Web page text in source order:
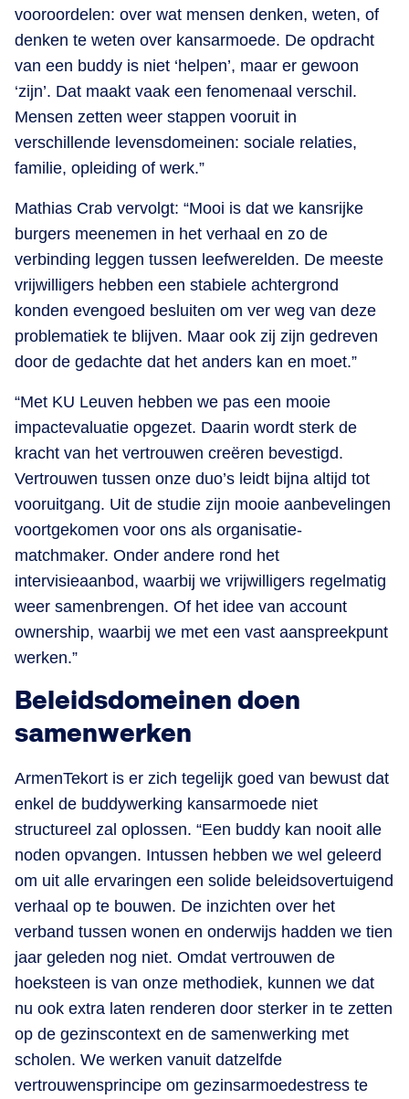
vooroordelen: over wat mensen denken, weten, of
denken te weten over kansarmoede. De opdracht
van een buddy is niet ‘helpen’, maar er gewoon
‘zijn’. Dat maakt vaak een fenomenaal verschil.
Mensen zetten weer stappen vooruit in
verschillende levensdomeinen: sociale relaties,
familie, opleiding of werk.”
Mathias Crab vervolgt: “Mooi is dat we kansrijke
burgers meenemen in het verhaal en zo de
verbinding leggen tussen leefwerelden. De meeste
vrijwilligers hebben een stabiele achtergrond
konden evengoed besluiten om ver weg van deze
problematiek te blijven. Maar ook zij zijn gedreven
door de gedachte dat het anders kan en moet.”
“Met KU Leuven hebben we pas een mooie
impactevaluatie opgezet. Daarin wordt sterk de
kracht van het vertrouwen creëren bevestigd.
Vertrouwen tussen onze duo’s leidt bijna altijd tot
vooruitgang. Uit de studie zijn mooie aanbevelingen
voortgekomen voor ons als organisatie-
matchmaker. Onder andere rond het
intervisieaanbod, waarbij we vrijwilligers regelmatig
weer samenbrengen. Of het idee van account
ownership, waarbij we met een vast aanspreekpunt
werken.”
Beleidsdomeinen doen
samenwerken
ArmenTekort is er zich tegelijk goed van bewust dat
enkel de buddywerking kansarmoede niet
structureel zal oplossen. “Een buddy kan nooit alle
noden opvangen. Intussen hebben we wel geleerd
om uit alle ervaringen een solide beleidsovertuigend
verhaal op te bouwen. De inzichten over het
verband tussen wonen en onderwijs hadden we tien
jaar geleden nog niet. Omdat vertrouwen de
hoeksteen is van onze methodiek, kunnen we dat
nu ook extra laten renderen door sterker in te zetten
op de gezinscontext en de samenwerking met
scholen. We werken vanuit datzelfde
vertrouwensprincipe om gezinsarmoedestress te